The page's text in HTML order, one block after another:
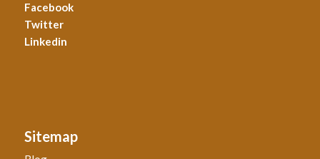
Facebook
Twitter
Linkedin
Sitemap